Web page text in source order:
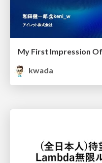
kwada